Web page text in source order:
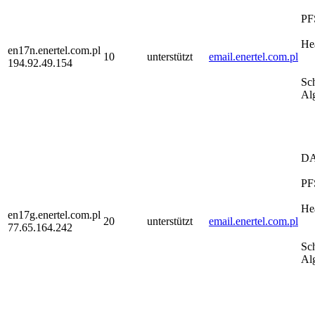
en17n.enertel.com.pl
194.92.49.154
10 unterstützt email.enertel.com.pl
en17g.enertel.com.pl
77.65.164.242
20 unterstützt email.enertel.com.pl